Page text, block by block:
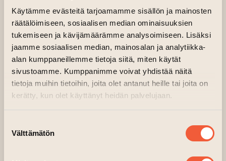
Käytämme evästeitä tarjoamamme sisällön ja mainosten
räätälöimiseen, sosiaalisen median ominaisuuksien
tukemiseen ja kävijämäärämme analysoimiseen. Lisäksi
jaamme sosiaalisen median, mainosalan ja analytiikka-
alan kumppaneillemme tietoja siitä, miten käytät
sivustoamme. Kumppanimme voivat yhdistää näitä
tietoja muihin tietoihin, joita olet antanut heille tai joita on
kerätty, kun olet käyttänyt heidän palvelujaan.
valinta
Välttämätön
DAVID MUTH
I am an artist, musician and programmer. In my
artistic practice, I try to combine both
conceptual and process driven approaches – a
way of doing things that is informed by my
background in architecture. During my time in
London, I predominantly worked as a media